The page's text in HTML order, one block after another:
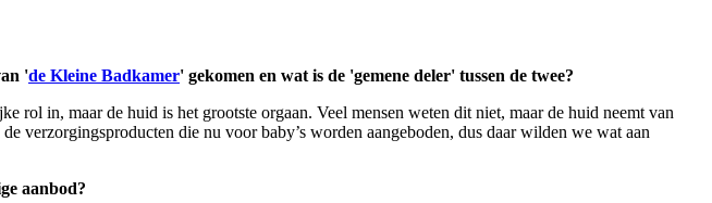
'de Kleine Badkamer' gekomen en wat is de 'gemene deler' tussen de twee?
in, maar de huid is het grootste orgaan. Veel mensen weten dit niet, maar de huid neemt van
verzorgingsproducten die nu voor baby’s worden aangeboden, dus daar wilden we wat aan
aanbod?